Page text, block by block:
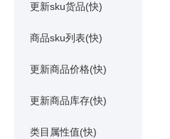
更新sku货品(快)
商品sku列表(快)
更新商品价格(快)
更新商品库存(快)
类目属性值(快)